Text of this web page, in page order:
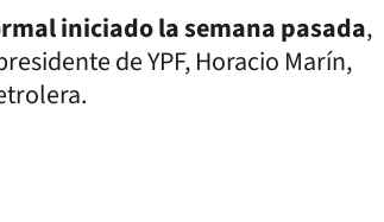
iniciado la semana pasada,
de YPF, Horacio Marín,